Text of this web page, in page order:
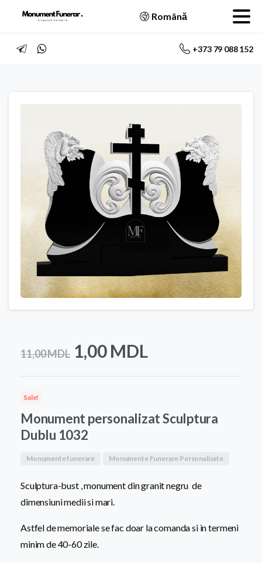
Română
+373 79 088 152
11,00MDL Prețul
inițial
fost:
11,00 MDL.
1,00MDL
curent
1,00 MDL.
Sale!
Monument personalizat Sculptura
Dublu 1032
Monumente funerare Monumente Funerare Personalizate
Sculptura-bust , monument din granit negru de
dimensiuni medii si mari.
Astfel de memoriale se fac doar la comanda si in termeni
minim de 40-60 zile.